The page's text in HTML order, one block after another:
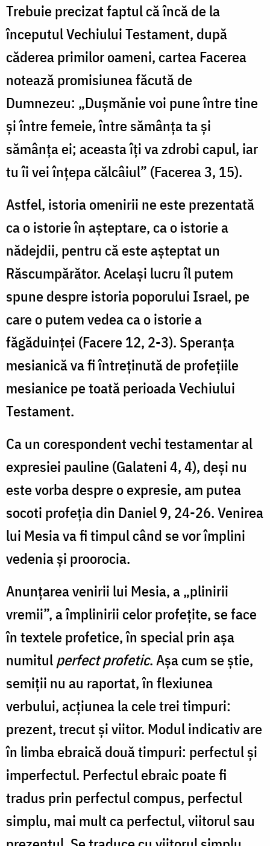
Trebuie precizat faptul că încă de la
începutul Vechiului Testament, după
căderea primilor oameni, cartea Facerea
notează promisiunea făcută de
Dumnezeu: „Duşmănie voi pune între tine
şi între femeie, între sămânţa ta şi
sămânţa ei; aceasta îţi va zdrobi capul, iar
tu îi vei înţepa călcâiul” (Facerea 3, 15).
Astfel, istoria omenirii ne este prezentată
ca o istorie în aşteptare, ca o istorie a
nădejdii, pentru că este aşteptat un
Răscumpărător. Acelaşi lucru îl putem
spune despre istoria poporului Israel, pe
care o putem vedea ca o istorie a
făgăduinţei (Facere 12, 2-3). Speranţa
mesianică va fi întreţinută de profeţiile
mesianice pe toată perioada Vechiului
Testament.
Ca un corespondent vechi testamentar al
expresiei pauline (Galateni 4, 4), deşi nu
este vorba despre o expresie, am putea
socoti profeţia din Daniel 9, 24-26. Venirea
lui Mesia va fi timpul când se vor împlini
vedenia şi proorocia.
Anunţarea venirii lui Mesia, a „plinirii
vremii”, a împlinirii celor profeţite, se face
în textele profetice, în special prin aşa
numitulperfect profetic. Aşa cum se ştie,
semiţii nu au raportat, în flexiunea
verbului, acţiunea la cele trei timpuri:
prezent, trecut şi viitor. Modul indicativ are
în limba ebraică două timpuri: perfectul şi
imperfectul. Perfectul ebraic poate fi
tradus prin perfectul compus, perfectul
simplu, mai mult ca perfectul, viitorul sau